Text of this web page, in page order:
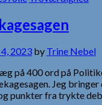
2023 by Trine Nebel
på 400 ord på
Jeg
punkter fra trykte